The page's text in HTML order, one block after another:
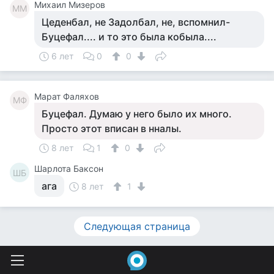
ММ Михаил Мизеров
Цеденбал, не Задолбал, не, вспомнил-
Буцефал.... и то это была кобыла....
6 лет 0 0
МФ Марат Фаляхов
Буцефал. Думаю у него было их много.
Просто этот вписан в нналы.
8 лет 1 0
ШБ Шарлота Баксон
ага 8 лет 1
Следующая страница